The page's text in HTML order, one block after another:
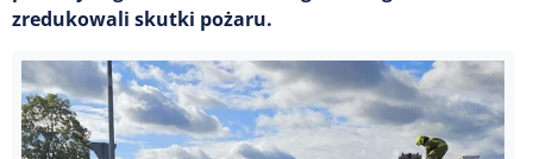
zredukowali skutki pożaru.